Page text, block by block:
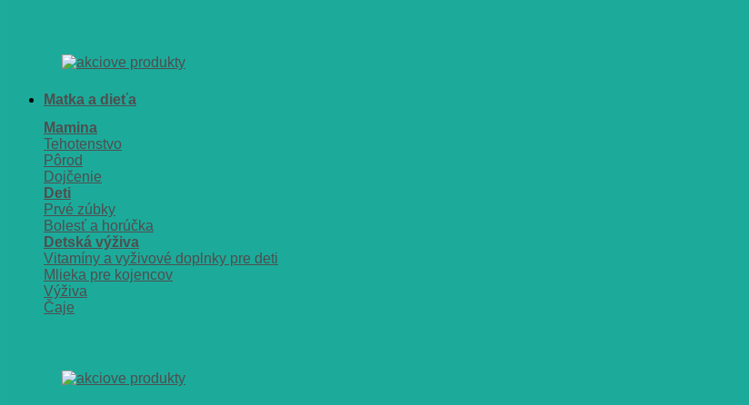
Matka a dieťa
Mamina
Tehotenstvo
Pôrod
Dojčenie
Deti
Prvé zúbky
Bolesť a horúčka
Detská výživa
Vitamíny a vyživové doplnky pre deti
Mlieka pre kojencov
Výživa
Čaje